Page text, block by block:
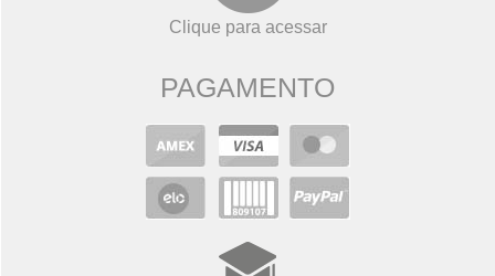
Clique para acessar
PAGAMENTO